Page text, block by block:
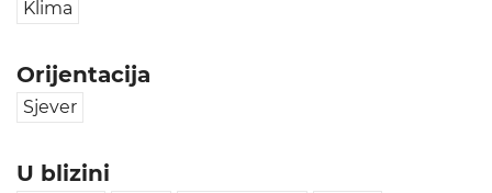
Klima
Orijentacija
Sjever
U blizini